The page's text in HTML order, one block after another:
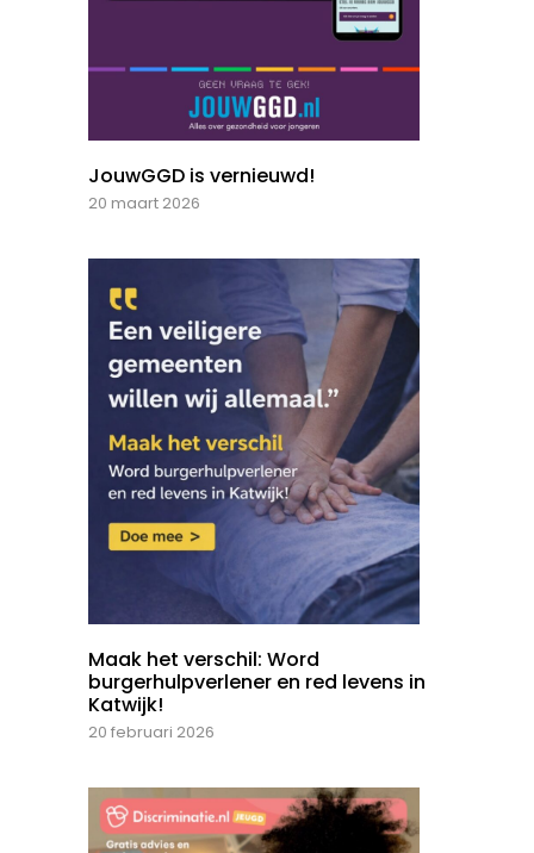
JouwGGD is vernieuwd!
20 maart 2026
Maak het verschil: Word
burgerhulpverlener en red levens in
Katwijk!
20 februari 2026